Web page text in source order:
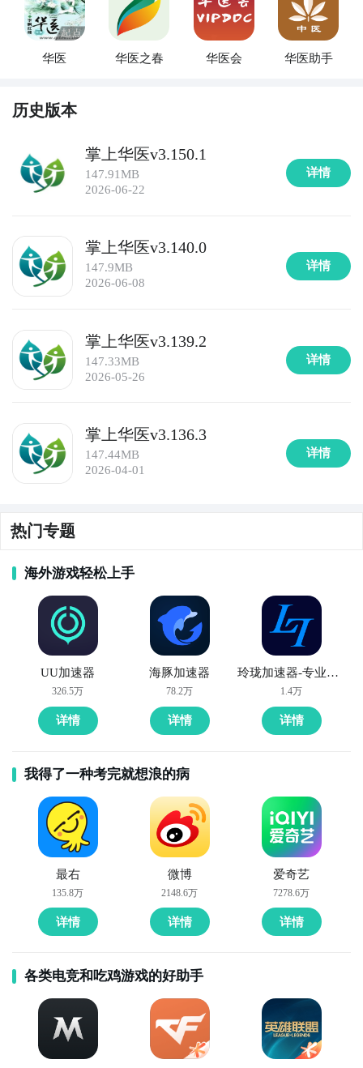
华医 华医之春 华医会 华医助手
历史版本
掌上华医v3.150.1
147.91MB
2026-06-22
详情
掌上华医v3.140.0
147.9MB
2026-06-08
详情
掌上华医v3.139.2
147.33MB
2026-05-26
详情
掌上华医v3.136.3
147.44MB
2026-04-01
详情
热门专题
海外游戏轻松上手
UU加速器
326.5万
详情
海豚加速器
78.2万
详情
玲珑加速器-专业手游加速器
1.4万
详情
我得了一种考完就想浪的病
最右
135.8万
详情
微博
2148.6万
详情
爱奇艺
7278.6万
详情
各类电竞和吃鸡游戏的好助手